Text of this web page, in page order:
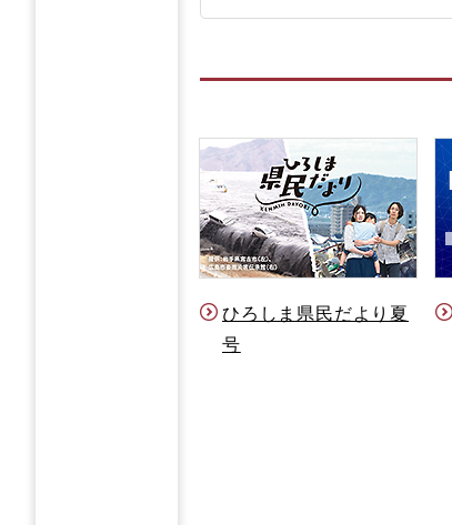
ひろしま県民だより夏
号